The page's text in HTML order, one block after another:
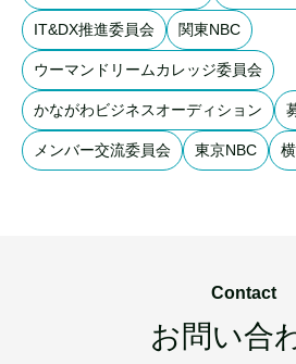
IT&DX推進委員会 関東NBC
ウーマンドリームカレッジ委員会
かながわビジネスオーディション
メンバー交流委員会 東京NBC
Contact
お問い合